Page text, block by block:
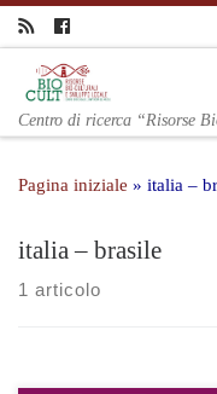
Centro di ricerca “Risorse
Pagina iniziale » italia –
italia – brasile
1 articolo